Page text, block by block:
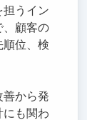
担うイン
、顧客の
順位、検
善から発
にも関わ